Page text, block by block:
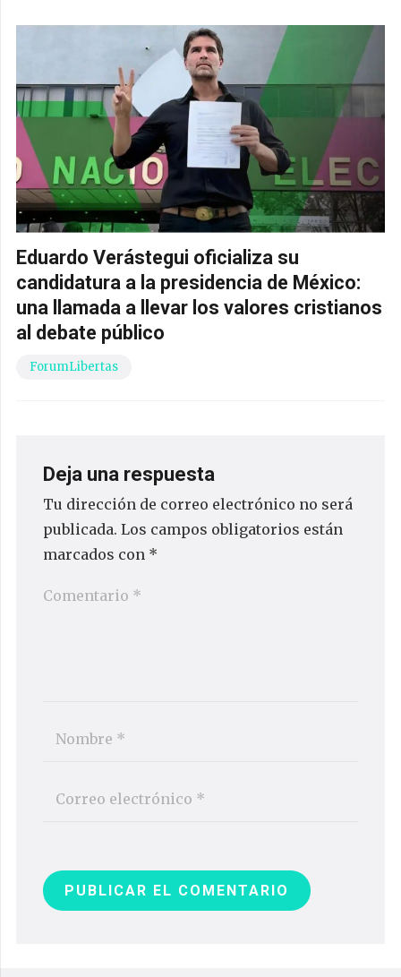
Eduardo Verástegui oficializa su
candidatura a la presidencia de México:
una llamada a llevar los valores cristianos
al debate público
ForumLibertas
Deja una respuesta
Tu dirección de correo electrónico no será
publicada. Los campos obligatorios están
marcados con *
PUBLICAR EL COMENTARIO